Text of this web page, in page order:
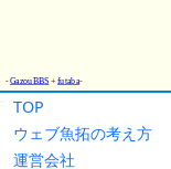
TOP
ウェブ魚拓の考え方
運営会社